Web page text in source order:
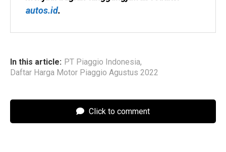
autos.id.
In this article: PT Piaggio Indonesia,
Daftar Harga Motor Piaggio Agustus 2022
Click to comment